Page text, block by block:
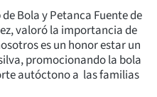
Bola y Petanca Fuente de
valoró la importancia de
es un honor estar un
promocionando la bola
autóctono a las familias